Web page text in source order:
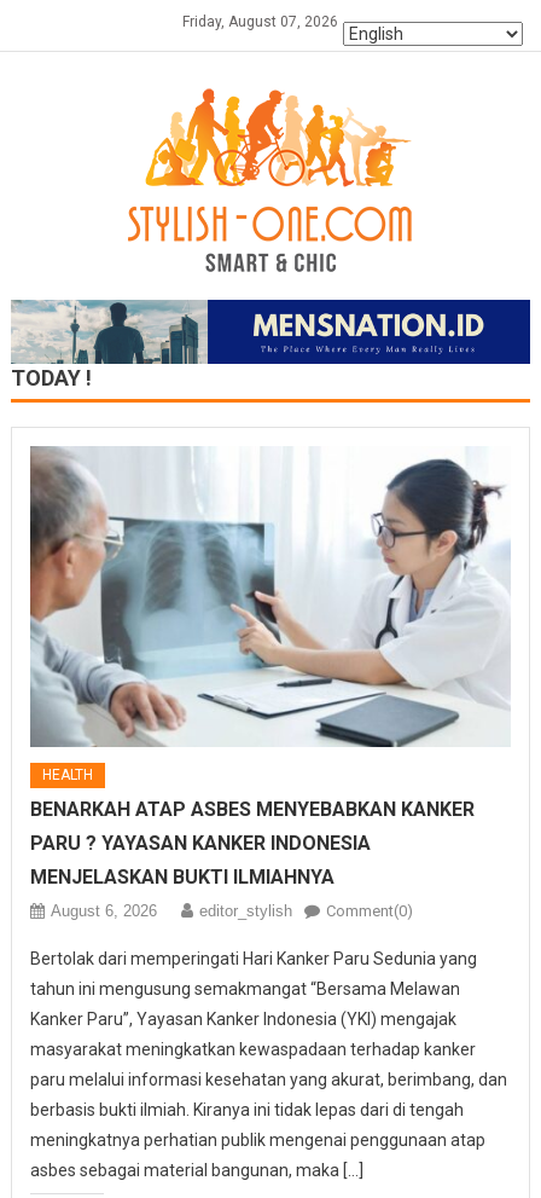
Friday, August 07, 2026
TODAY !
HEALTH
BENARKAH ATAP ASBES MENYEBABKAN KANKER
PARU ? YAYASAN KANKER INDONESIA
MENJELASKAN BUKTI ILMIAHNYA
August 6, 2026 editor_stylish Comment(0)
Bertolak dari memperingati Hari Kanker Paru Sedunia yang
tahun ini mengusung semakmangat “Bersama Melawan
Kanker Paru”, Yayasan Kanker Indonesia (YKI) mengajak
masyarakat meningkatkan kewaspadaan terhadap kanker
paru melalui informasi kesehatan yang akurat, berimbang, dan
berbasis bukti ilmiah. Kiranya ini tidak lepas dari di tengah
meningkatnya perhatian publik mengenai penggunaan atap
asbes sebagai material bangunan, maka […]